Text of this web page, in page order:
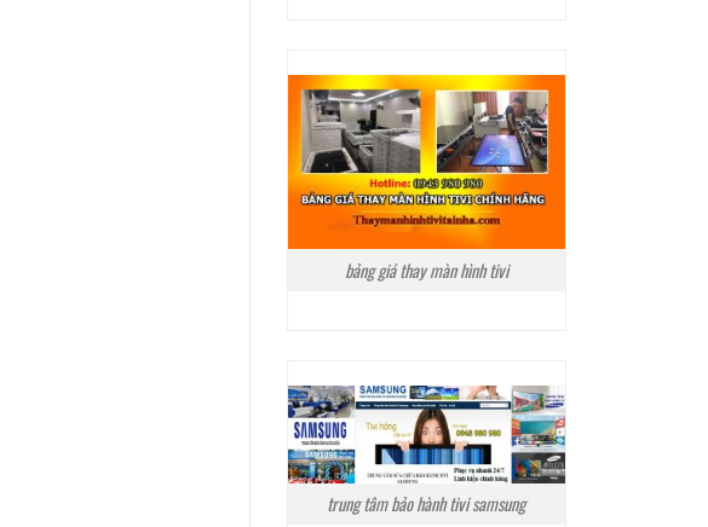
bảng giá thay màn hình tivi
trung tâm bảo hành tivi samsung